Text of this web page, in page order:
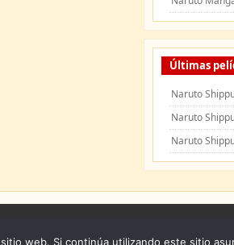
Últimas
Naruto
Naruto
Naruto
web. Si continúa utilizando este sitio